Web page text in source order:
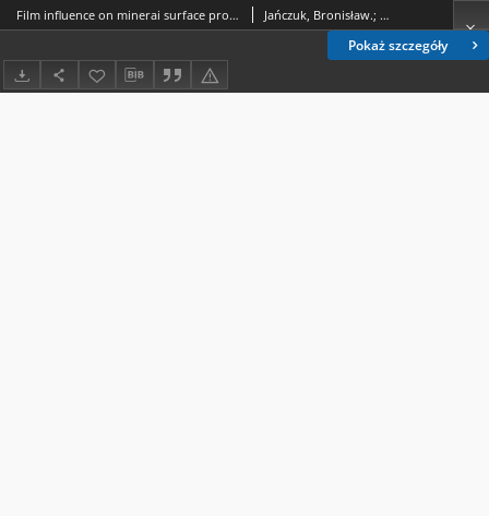
Pokaż szczegóły
Film influence on minerai surface properties in flotation aspects Jańczuk, Bronisław.; Chibowski, Emilian (1943- ).; Wójcik, Wiesław (1936- ).; Staszczuk, Piotr (1949- ).; Jurkiewicz, Kazimierz (1940-2018).; Szymański, Edward (chemia).; Białopiotrowicz, Tomasz (1949- ).; Hołysz, Lucyna (1952- ).; Biliński, Bogdan.